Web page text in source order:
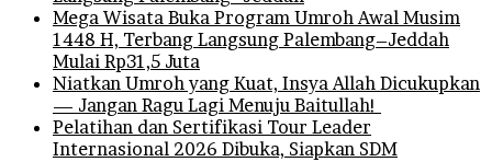
Mega Wisata Buka Program Umroh Awal Musim
1448 H, Terbang Langsung Palembang–Jeddah
Mulai Rp31,5 Juta
Niatkan Umroh yang Kuat, Insya Allah Dicukupkan
— Jangan Ragu Lagi Menuju Baitullah!
Pelatihan dan Sertifikasi Tour Leader
Internasional 2026 Dibuka, Siapkan SDM